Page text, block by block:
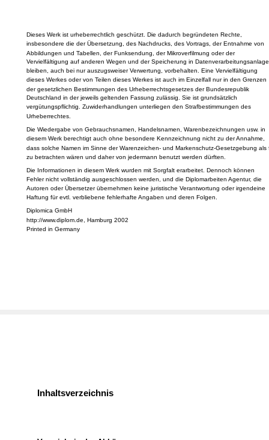
Dieses Werk ist urheberrechtlich geschützt. Die dadurch begründeten Rechte,
insbesondere die der Übersetzung, des Nachdrucks, des Vortrags, der Entnahme von
Abbildungen und Tabellen, der Funksendung, der Mikroverfilmung oder der
Vervielfältigung auf anderen Wegen und der Speicherung in
bleiben, auch bei nur auszugsweiser Verwertung, vorbehalten. Eine Vervielfältigung
dieses Werkes oder von Teilen dieses Werkes ist auch im Einzelfall nur in den Grenzen
der gesetzlichen Bestimmungen des Urheberrechtsgesetzes der Bundesrepublik
Deutschland in der jeweils geltenden Fassung zulässig. Sie ist grundsätzlich
vergütungspflichtig. Zuwiderhandlungen unterliegen den Strafbestimmungen des
Urheberrechtes.
Die Wiedergabe von Gebrauchsnamen, Handelsnamen, Warenbezeichnungen usw. in
diesem Werk berechtigt auch ohne besondere Kennzeichnung nicht zu der Annahme,
dass solche Namen im Sinne der Warenzeichen- und Markenschutz-Gesetzgebung als
zu betrachten wären und daher von jedermann benutzt werden dürften.
Die Informationen in diesem Werk wurden mit Sorgfalt erarbeitet. Dennoch können
Fehler nicht vollständig ausgeschlossen werden, und die Diplomarbeiten Agentur, die
Autoren oder Übersetzer übernehmen keine juristische Verantwortung oder irgendeine
Haftung für evtl. verbliebene fehlerhafte Angaben und deren Folgen.
Diplomica GmbH
http://www.diplom.de, Hamburg 2002